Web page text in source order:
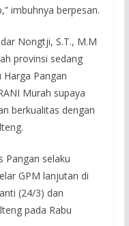
imbuhnya berpesan.
Nongtji, S.T., M.M
provinsi sedang
Pangan
Murah supaya
berkualitas dengan
Pangan selaku
GPM lanjutan di
(24/3) dan
pada Rabu